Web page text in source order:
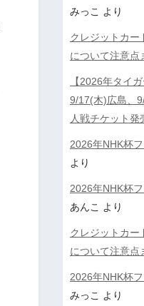
みっこ より
クレジットカー
について注意点
【2026年タイ
9/17(木)広島、
人戦チケット発
2026年NHK杯
より
2026年NHK杯
あんこ より
クレジットカー
について注意点
2026年NHK杯
みっこ より